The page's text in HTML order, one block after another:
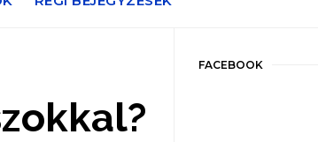
FACEBOOK